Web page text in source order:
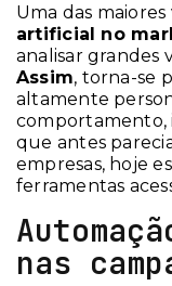
Uma das
artificial no
analisar grandes
Assim, torna-se
altamente
comportamento,
que antes
empresas, hoje
ferramentas
nas